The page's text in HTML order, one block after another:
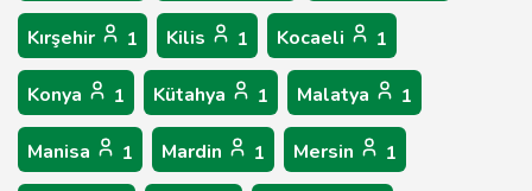
Kırşehir 1 Kilis 1 Kocaeli 1
Konya 1 Kütahya 1 Malatya 1
Manisa 1 Mardin 1 Mersin 1